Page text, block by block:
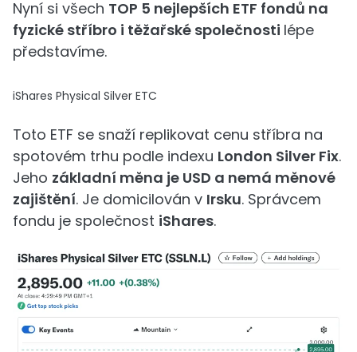
Nyní si všech TOP 5 nejlepších ETF fondů na
fyzické stříbro i těžařské společnosti lépe
představíme.
iShares Physical Silver ETC
Toto ETF se snaží replikovat cenu stříbra na
spotovém trhu podle indexu London Silver Fix.
Jeho základní měna je USD a nemá měnové
zajištění. Je domicilován v Irsku. Správcem
fondu je společnost iShares.